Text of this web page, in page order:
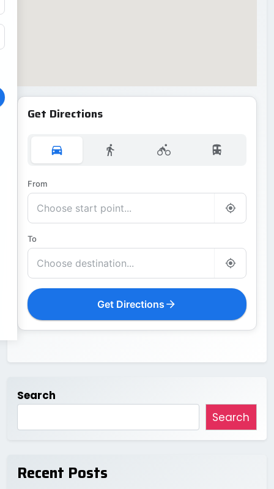
Get Directions
From
To
Get Directions
Search
Search
Recent Posts